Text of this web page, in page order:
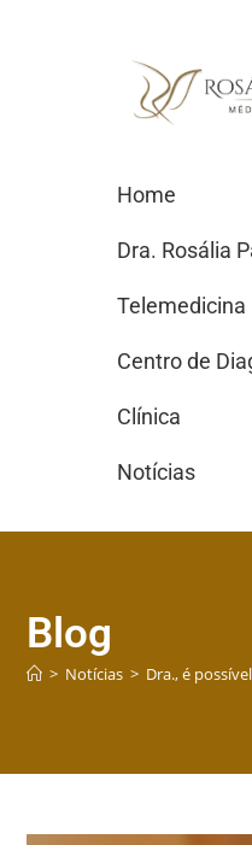
Home
Dra. Rosália
Telemedicina
Centro de
Clínica
Notícias
Blog
> Notícias > Dra., é